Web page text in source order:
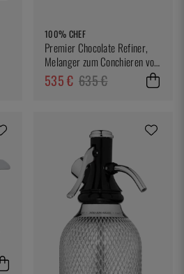
100% CHEF
Premier Chocolate Refiner,
Melanger zum Conchieren von
Schokolade - 100% Chef
535 € 635 €